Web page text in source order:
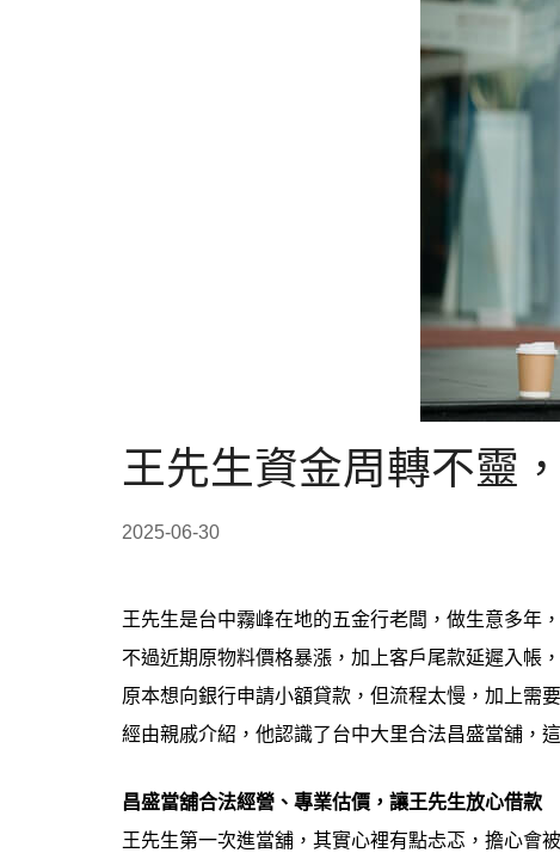
王先生資金周轉不靈
2025-06-30
王先生是台中霧峰在地的五金行老闆，做生意多年
不過近期原物料價格暴漲，加上客戶尾款延遲入帳
原本想向銀行申請小額貸款，但流程太慢，加上需
經由親戚介紹，他認識了台中大里合法昌盛當舖，
昌盛當舖合法經營、專業估價，讓王先生放心借款
王先生第一次進當舖，其實心裡有點忐忑，擔心會